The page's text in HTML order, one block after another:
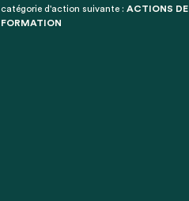
catégorie d'action suivante :ACTIONS DE
FORMATION